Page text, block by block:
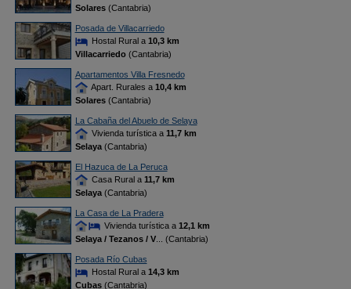
Solares(Cantabria)
Posada de Villacarriedo
Hostal Rural a 10,3 km
Villacarriedo(Cantabria)
Apartamentos Villa Fresnedo
Apart. Rurales a 10,4 km
Solares(Cantabria)
La Cabaña del Abuelo de Selaya
Vivienda turística a 11,7 km
Selaya(Cantabria)
El Hazuca de La Peruca
Casa Rural a 11,7 km
Selaya(Cantabria)
La Casa de La Pradera
Vivienda turística a 12,1 km
Selaya / Tezanos / V... (Cantabria)
Posada Río Cubas
Hostal Rural a 14,3 km
Cubas(Cantabria)